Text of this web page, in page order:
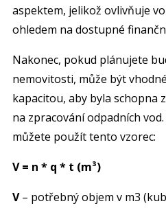
aspektem, jelikož ovlivňuje
ohledem na dostupné
Nakonec, pokud plánujete
nemovitosti, může být
kapacitou, aby byla schopna
na zpracování odpadních
můžete použít tento vzorec:
V = n * q * t (m³)
V– potřebný objem v m3